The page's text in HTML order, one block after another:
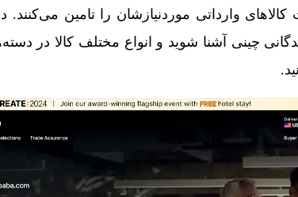
وارداتی موردنیازشان را تامین می‌کنند.
چینی آشنا شوید و انواع مختلف کالا در